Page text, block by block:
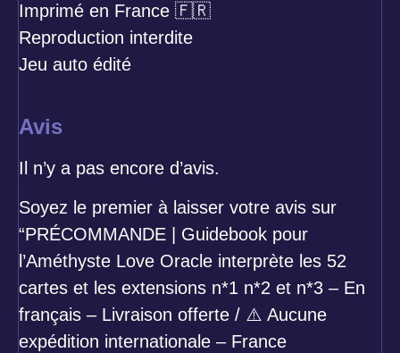
Imprimé en France 🇫🇷
Reproduction interdite
Jeu auto édité
Avis
Il n’y a pas encore d’avis.
Soyez le premier à laisser votre avis sur
“PRÉCOMMANDE | Guidebook pour
l’Améthyste Love Oracle interprète les 52
cartes et les extensions n*1 n*2 et n*3 – En
français – Livraison offerte / ⚠️ Aucune
expédition internationale – France